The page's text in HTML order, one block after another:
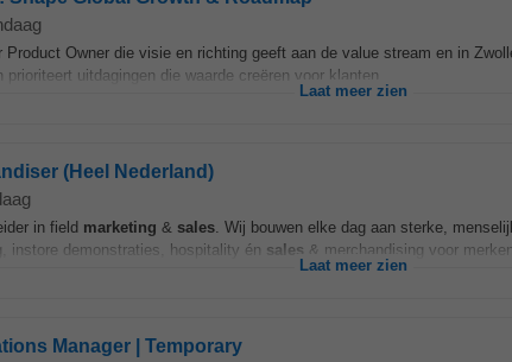
Owner die visie en richting geeft aan de value stream en in
uitdagingen die waarde creëren voor klanten...
Laat meer zien
(Heel Nederland)
in field marketing & sales. Wij bouwen elke dag aan sterke,
instore demonstraties, hospitality én sales & merchandising voor
Laat meer zien
Manager | Temporary